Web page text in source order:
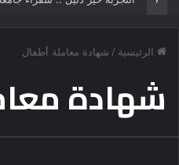
الرئيسية / شهادة معاملة أطفال
شهادة